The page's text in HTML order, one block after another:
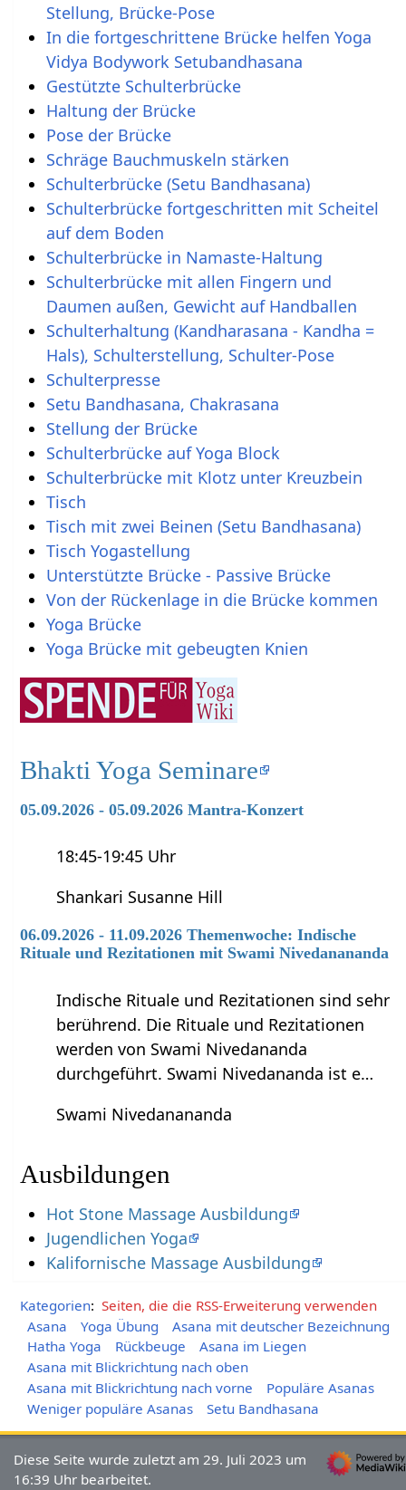
Stellung, Brücke-Pose
In die fortgeschrittene Brücke helfen Yoga
Vidya Bodywork Setubandhasana
Gestützte Schulterbrücke
Haltung der Brücke
Pose der Brücke
Schräge Bauchmuskeln stärken
Schulterbrücke (Setu Bandhasana)
Schulterbrücke fortgeschritten mit Scheitel
auf dem Boden
Schulterbrücke in Namaste-Haltung
Schulterbrücke mit allen Fingern und
Daumen außen, Gewicht auf Handballen
Schulterhaltung (Kandharasana - Kandha =
Hals), Schulterstellung, Schulter-Pose
Schulterpresse
Setu Bandhasana, Chakrasana
Stellung der Brücke
Schulterbrücke auf Yoga Block
Schulterbrücke mit Klotz unter Kreuzbein
Tisch
Tisch mit zwei Beinen (Setu Bandhasana)
Tisch Yogastellung
Unterstützte Brücke - Passive Brücke
Von der Rückenlage in die Brücke kommen
Yoga Brücke
Yoga Brücke mit gebeugten Knien
Bhakti Yoga Seminare
05.09.2026 - 05.09.2026 Mantra-Konzert
18:45-19:45 Uhr
Shankari Susanne Hill
06.09.2026 - 11.09.2026 Themenwoche: Indische
Rituale und Rezitationen mit Swami Nivedanananda
Indische Rituale und Rezitationen sind sehr
berührend. Die Rituale und Rezitationen
werden von Swami Nivedananda
durchgeführt. Swami Nivedananda ist e…
Swami Nivedanananda
Ausbildungen
Hot Stone Massage Ausbildung
Jugendlichen Yoga
Kalifornische Massage Ausbildung
Kategorien: Seiten, die die RSS-Erweiterung verwenden
Asana
Yoga Übung
Asana mit deutscher Bezeichnung
Hatha Yoga
Rückbeuge
Asana im Liegen
Asana mit Blickrichtung nach oben
Asana mit Blickrichtung nach vorne
Populäre Asanas
Weniger populäre Asanas
Setu Bandhasana
Diese Seite wurde zuletzt am 29. Juli 2023 um
16:39 Uhr bearbeitet.